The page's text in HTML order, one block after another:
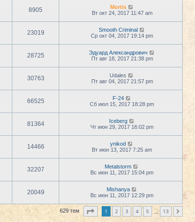
8905
Mortis
Вт окт 24, 2017 11:47 am
23019
Smooth Criminal
Ср окт 04, 2017 19:14 pm
28725
Эдуард Александрович
Пт авг 18, 2017 21:38 pm
30763
Udales
Пт авг 04, 2017 21:57 pm
66525
F-24
Сб июл 15, 2017 18:28 pm
81364
Iceberg
Чт июн 29, 2017 16:02 pm
14466
ynikod
Вт июн 13, 2017 7:25 am
32207
Metalstorm
Вс июн 11, 2017 15:04 pm
20049
Mishanya
Вс июн 11, 2017 12:29 pm
629 тем Страница из13
1 2 3 4 5 13